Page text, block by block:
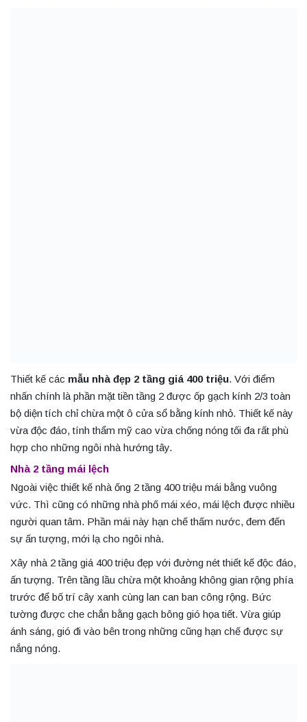
Thiết kế các mẫu nhà đẹp 2 tầng giá 400 triệu. Với điểm
nhấn chính là phần mặt tiền tầng 2 được ốp gạch kính 2/3 toàn
bộ diện tích chỉ chừa một ô cửa sổ bằng kính nhỏ. Thiết kế này
vừa độc đáo, tính thẩm mỹ cao vừa chống nóng tối đa rất phù
hợp cho những ngôi nhà hướng tây.
Nhà 2 tầng mái lệch
Ngoài việc thiết kế nhà ống 2 tầng 400 triệu mái bằng vuông
vức. Thì cũng có những nhà phố mái xéo, mái lệch được nhiều
người quan tâm. Phần mái này hạn chế thấm nước, đem đến
sự ấn tượng, mới lạ cho ngôi nhà.
Xây nhà 2 tầng giá 400 triệu đẹp với đường nét thiết kế độc đáo,
ấn tượng. Trên tầng lầu chừa một khoảng không gian rộng phía
trước để bố trí cây xanh cùng lan can ban công rộng. Bức
tường được che chắn bằng gạch bông gió họa tiết. Vừa giúp
ánh sáng, gió đi vào bên trong những cũng hạn chế được sự
nắng nóng.